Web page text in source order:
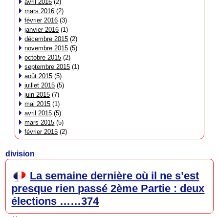
avril 2016 (2)
mars 2016 (2)
février 2016 (3)
janvier 2016 (1)
décembre 2015 (2)
novembre 2015 (5)
octobre 2015 (2)
septembre 2015 (1)
août 2015 (5)
juillet 2015 (5)
juin 2015 (7)
mai 2015 (1)
avril 2015 (5)
mars 2015 (5)
février 2015 (2)
division
La semaine dernière où il ne s’est
presque rien passé 2ème Partie : deux
élections ……374